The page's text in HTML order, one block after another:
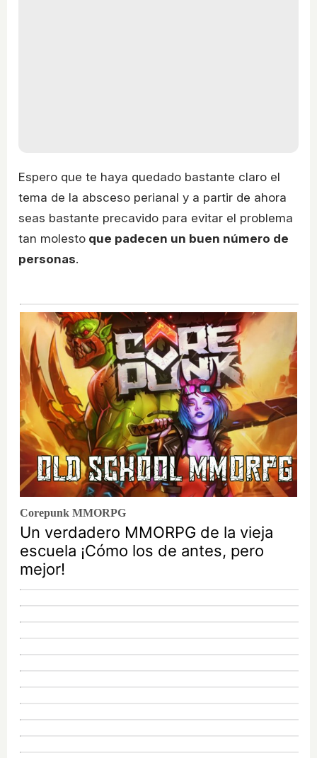
Espero que te haya quedado bastante claro el
tema de la absceso perianal y a partir de ahora
seas bastante precavido para evitar el problema
tan molesto que padecen un buen número de
personas.
Corepunk MMORPG
Un verdadero MMORPG de la vieja
escuela ¡Cómo los de antes, pero
mejor!